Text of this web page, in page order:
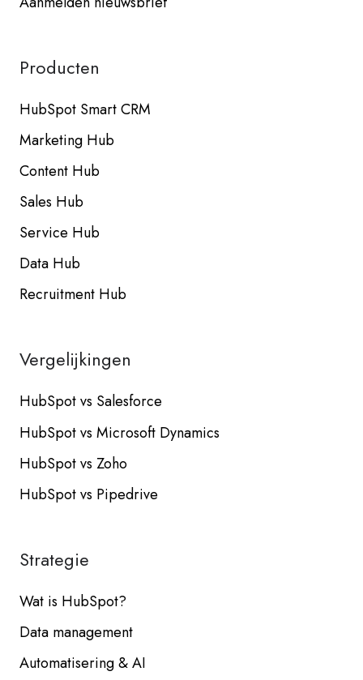
Producten
HubSpot Smart CRM
Marketing Hub
Content Hub
Sales Hub
Service Hub
Data Hub
Recruitment Hub
Vergelijkingen
HubSpot vs Salesforce
HubSpot vs Microsoft Dynamics
HubSpot vs Zoho
HubSpot vs Pipedrive
Strategie
Wat is HubSpot?
Data management
Automatisering & AI